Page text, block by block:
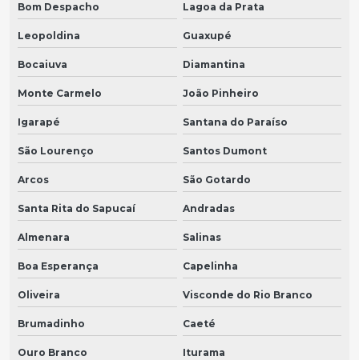
Bom Despacho Lagoa da Prata
Leopoldina Guaxupé
Bocaiuva Diamantina
Monte Carmelo João Pinheiro
Igarapé Santana do Paraíso
São Lourenço Santos Dumont
Arcos São Gotardo
Santa Rita do Sapucaí Andradas
Almenara Salinas
Boa Esperança Capelinha
Oliveira Visconde do Rio Branco
Brumadinho Caeté
Ouro Branco Iturama